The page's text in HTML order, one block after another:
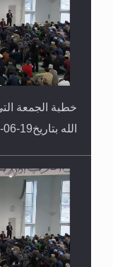
خطبة الجمعة
الله بتاريخ19-06-2026